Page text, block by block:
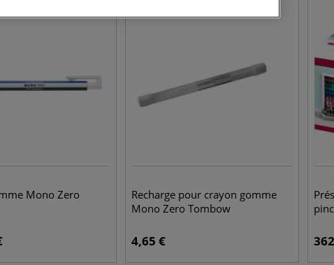
Mono Zero
Recharge pour crayon gomme
Mono Zero Tombow
4,65 €